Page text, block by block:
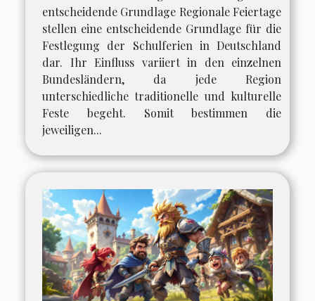
entscheidende Grundlage Regionale Feiertage
stellen eine entscheidende Grundlage für die
Festlegung der Schulferien in Deutschland
dar. Ihr Einfluss variiert in den einzelnen
Bundesländern, da jede Region
unterschiedliche traditionelle und kulturelle
Feste begeht. Somit bestimmen die
jeweiligen...